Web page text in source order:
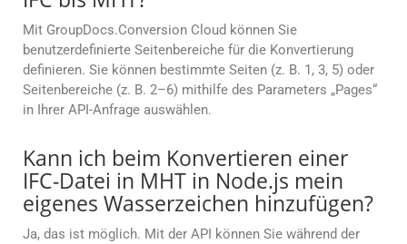
Mit GroupDocs.Conversion Cloud können Sie
benutzerdefinierte Seitenbereiche für die Konvertierung
definieren. Sie können bestimmte Seiten (z. B. 1, 3, 5) oder
Seitenbereiche (z. B. 2–6) mithilfe des Parameters „Pages“
in Ihrer API-Anfrage auswählen.
Kann ich beim Konvertieren einer
IFC-Datei in MHT in Node.js mein
eigenes Wasserzeichen hinzufügen?
Ja, das ist möglich. Mit der API können Sie während der